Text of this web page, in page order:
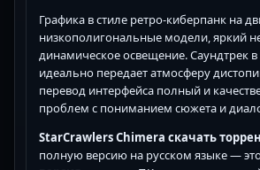
Графика в стиле ретро-киберпанк на
низкополигональные модели, яркий
динамическое освещение. Саундтрек
идеально передает атмосферу
перевод интерфейса полный и
проблем с пониманием сюжета и
StarCrawlers Chimera скачать
полную версию на русском языке —